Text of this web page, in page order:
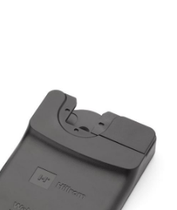
مستلزمات المساج
أجهزة قياس الحرارة
أجهزة إستنشاق البخار